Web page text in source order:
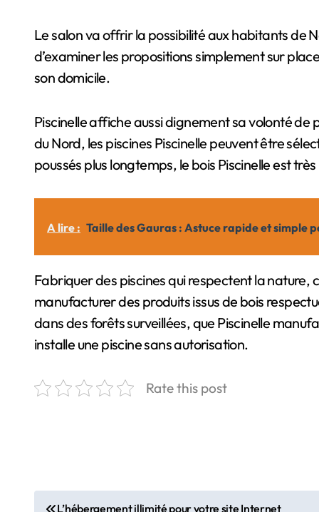
Le salon va offrir la possibilité aux habitants de
d’examiner les propositions simplement sur
son domicile.
Piscinelle affiche aussi dignement sa volonté de
du Nord, les piscines Piscinelle peuvent être
poussés plus longtemps, le bois Piscinelle est
A lire : Taille des Gauras : Astuce rapide et simple
Fabriquer des piscines qui respectent la nature,
manufacturer des produits issus de bois
dans des forêts surveillées, que Piscinelle
installe une piscine sans autorisation.
Rate this post
N L’hébergement illimité pour votre site Internet